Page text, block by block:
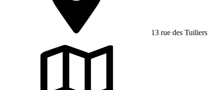
13 rue des Tuiliers